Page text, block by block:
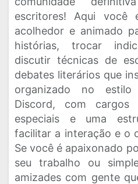
escritores! Aqui você
acolhedor e animado
histórias, trocar
discutir técnicas de
debates literários que
organizado no
Discord, com cargos
especiais e uma
facilitar a interação e o
Se você é apaixonado
seu trabalho ou
amizades com gente